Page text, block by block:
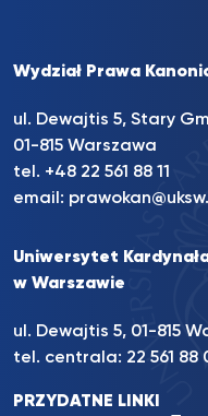
Wydział Prawa
ul. Dewajtis 5, Stary
01-815 Warszawa
tel. +48 22 561 88 11
email:
Uniwersytet
w Warszawie
ul. Dewajtis 5, 01-815
tel. centrala: 22 561 88
PRZYDATNE LINKI